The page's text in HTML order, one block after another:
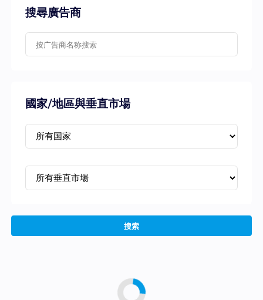
搜尋廣告商
國家/地區與垂直市場
搜索